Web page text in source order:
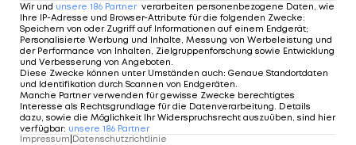
LAOLA1 analysiert die Leistung aller ÖFB-Akteure
und verteilt Noten (1=Sehr Gut, 2=Gut,
3=Befriedigend, 4=Genügend, 5=Nicht Genügend,
"-"=zu kurz eingesetzt).
Wir und unsere 186 Partner verarbeiten personenbezogene Daten, wie
Ihre IP-Adresse und Browser-Attribute für die folgenden Zwecke:
Speichern von oder Zugriff auf Informationen auf einem Endgerät;
Personalisierte Werbung und Inhalte, Messung von Werbeleistung und
der Performance von Inhalten, Zielgruppenforschung sowie Entwicklung
und Verbesserung von Angeboten.
Diese Zwecke können unter Umständen auch: Genaue Standortdaten
und Identifikation durch Scannen von Endgeräten.
Manche Partner verwenden für gewisse Zwecke berechtigtes
Interesse als Rechtsgrundlage für die Datenverarbeitung. Details
dazu, sowie die Möglichkeit Ihr Widerspruchsrecht auszuüben, sind hier
verfügbar: unsere 186 Partner
Impressum Datenschutzrichtlinie